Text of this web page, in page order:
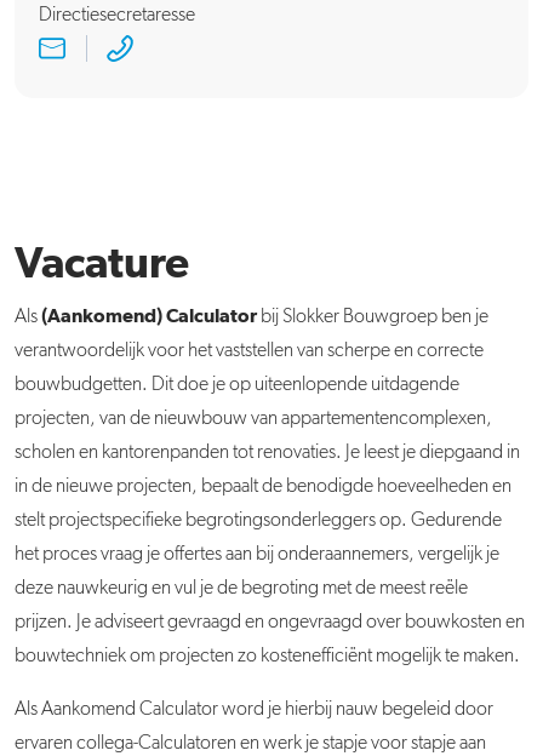
Directiesecretaresse
Vacature
Als(Aankomend) Calculator bij Slokker Bouwgroep ben je
verantwoordelijk voor het vaststellen van scherpe en correcte
bouwbudgetten. Dit doe je op uiteenlopende uitdagende
projecten, van de nieuwbouw van appartementencomplexen,
scholen en kantorenpanden tot renovaties. Je leest je diepgaand in
in de nieuwe projecten, bepaalt de benodigde hoeveelheden en
stelt projectspecifieke begrotingsonderleggers op. Gedurende
het proces vraag je offertes aan bij onderaannemers, vergelijk je
deze nauwkeurig en vul je de begroting met de meest reële
prijzen. Je adviseert gevraagd en ongevraagd over bouwkosten en
bouwtechniek om projecten zo kostenefficiënt mogelijk te maken.
Als Aankomend Calculator word je hierbij nauw begeleid door
ervaren collega-Calculatoren en werk je stapje voor stapje aan